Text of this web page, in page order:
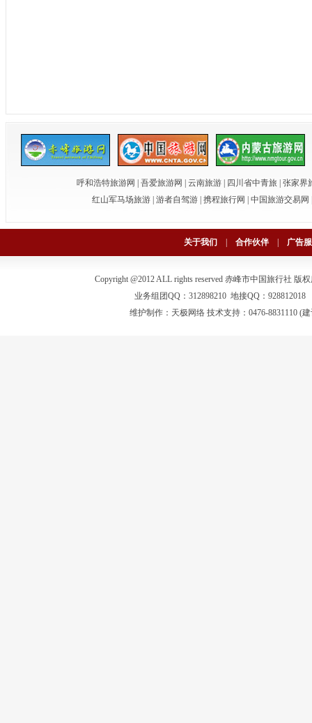
呼和浩特旅游网 吾爱旅游网 云南旅游 四川省中青旅
张家界
红山军马场旅游 游者自驾游 携程旅行网 中国旅游交易网
关于我们 合作伙伴 广告
Copyright @2012 ALL rights reserved 赤峰市中国旅行社 版权
业务组团QQ：312898210 地接QQ：928812018
维护制作： 天极网络 技术支持：0476-8831110 (